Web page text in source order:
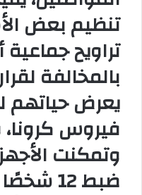
تنظيم بعض
تراويح
بالمخالفة
يعرض حياتهم
فيروس
وتمكنت